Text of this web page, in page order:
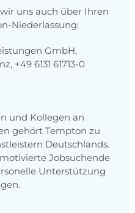
uns auch über Ihren
Niederlassung:
GmbH,
+49 6131 61713-0
und Kollegen an
gehört Tempton zu
Deutschlands.
Jobsuchende
Unterstützung